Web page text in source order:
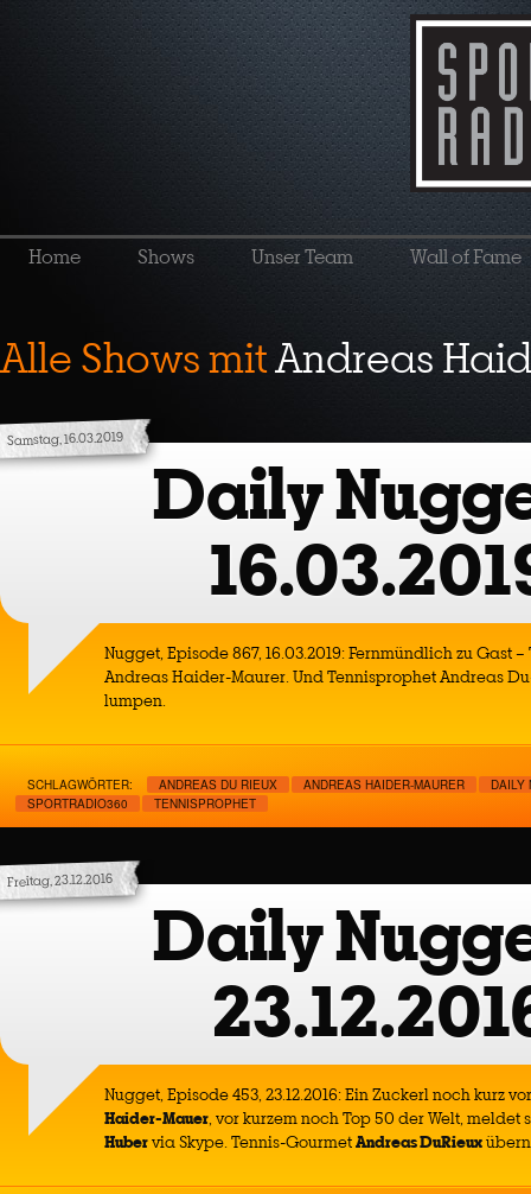
Home Shows Unser Team Wall of Fame
Alle Shows mitAndreas
Samstag, 16.03.2019
Daily
Nugget, Episode 867, 16.03.2019: Fernmündlich zu Gast
Andreas Haider-Maurer. Und Tennisprophet Andreas
lumpen.
SCHLAGWÖRTER: ANDREAS DU RIEUX ANDREAS HAIDER-MAURER
DAILY
SPORTRADIO360
TENNISPROPHET
Freitag, 23.12.2016
Daily
Nugget, Episode 453, 23.12.2016: Ein Zuckerl noch kurz
Haider-Mauer, vor kurzem noch Top 50 der Welt,
Hubervia Skype. Tennis-GourmetAndreas DuRieux